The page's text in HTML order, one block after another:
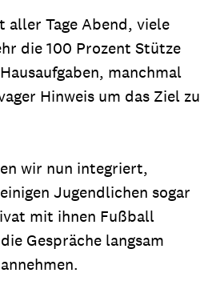
aller Tage Abend, viele
die 100 Prozent Stütze
manchmal
Hinweis um das Ziel zu
wir nun integriert,
Jugendlichen sogar
mit ihnen Fußball
Gespräche langsam